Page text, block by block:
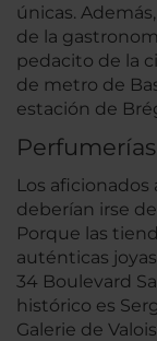
únicas.
de la
pedacito de la
de metro de
estación de
Los
deberían irse
Porque las
auténticas
34 Boulevard
histórico es
Galerie de